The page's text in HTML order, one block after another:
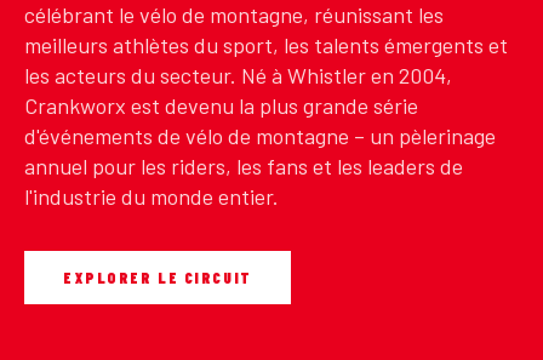
célébrant le vélo de montagne, réunissant les
meilleurs athlètes du sport, les talents émergents et
les acteurs du secteur. Né à Whistler en 2004,
Crankworx est devenu la plus grande série
d'événements de vélo de montagne – un pèlerinage
annuel pour les riders, les fans et les leaders de
l'industrie du monde entier.
EXPLORER LE CIRCUIT